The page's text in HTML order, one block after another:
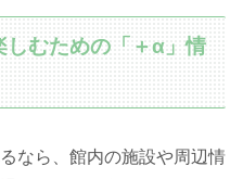
むための「＋α」情
なら、館内の施設や周辺情